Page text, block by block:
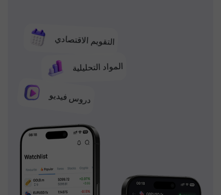
التقويم الاقتصادي
المواد التحليلية
دروس فيديو